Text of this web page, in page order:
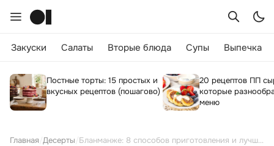
Закуски Салаты Вторые блюда Супы Выпечка
Постные торты: 15 простых и
вкусных рецептов (пошагово)
20 рецептов ПП
которые
меню
Главная Десерты Бланманже: 8 способов приготовления и лучшие рецепты